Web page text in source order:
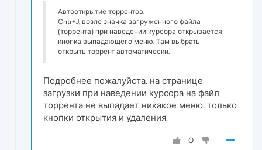
Автооткрытие торрентов.
Cntr+J, возле значка загруженного файла
(торрента) при наведении курсора открывается
кнопка выпадающего меню. Там выбрать
открыть торрент автоматически.
Подробнее пожалуйста. на странице
загрузки при наведении курсора на файл
торрента не выпадает никакое меню. только
кнопки открытия и удаления.
0